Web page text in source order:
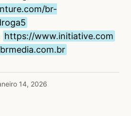
br-
https://www.initiative.com
14, 2026